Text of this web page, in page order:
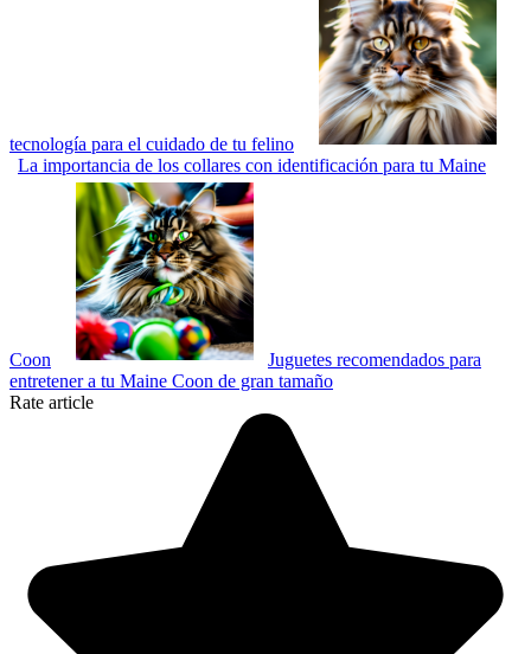
tecnología para el cuidado de tu felino
La importancia de los collares con identificación para tu Maine
Coon
Juguetes recomendados para
entretener a tu Maine Coon de gran tamaño
Rate article